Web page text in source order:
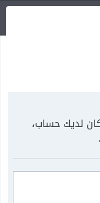
لديك حساب،